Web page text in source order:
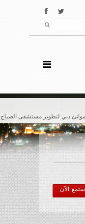
مستشفى الصباح بالسويس